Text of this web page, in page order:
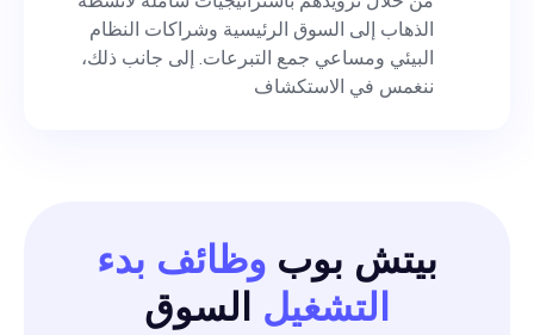
الذهاب إلى السوق الرئيسية وشراكات النظام
البيئي ومساعي جمع التبرعات. إلى جانب ذلك،
ننغمس في الاستكشاف
بيتش بوب وظائف بدء
التشغيل السوق